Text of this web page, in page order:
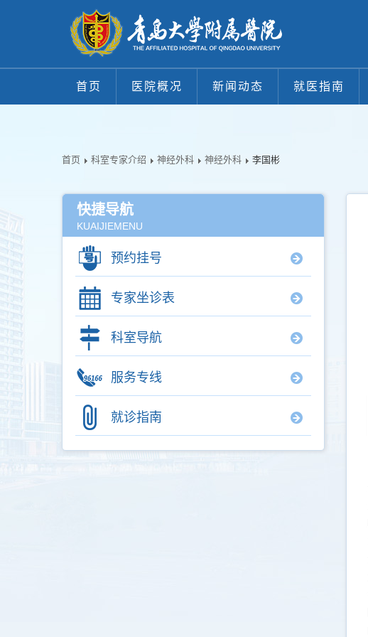
首页 医院概况 新闻动态 就医指南
首页 科室专家介绍 神经外科 神经外科 李国彬
快捷导航
KUAIJIEMENU
预约挂号
专家坐诊表
科室导航
服务专线
就诊指南